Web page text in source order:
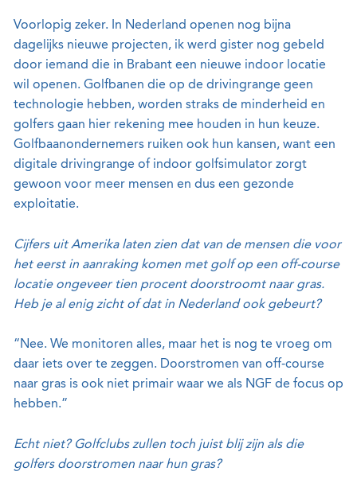
Voorlopig zeker. In Nederland openen nog bijna
dagelijks nieuwe projecten, ik werd gister nog gebeld
door iemand die in Brabant een nieuwe indoor locatie
wil openen. Golfbanen die op de drivingrange geen
technologie hebben, worden straks de minderheid en
golfers gaan hier rekening mee houden in hun keuze.
Golfbaanondernemers ruiken ook hun kansen, want een
digitale drivingrange of indoor golfsimulator zorgt
gewoon voor meer mensen en dus een gezonde
exploitatie.
Cijfers uit Amerika laten zien dat van de mensen die voor
het eerst in aanraking komen met golf op een off-course
locatie ongeveer tien procent doorstroomt naar gras.
Heb je al enig zicht of dat in Nederland ook gebeurt?
“Nee. We monitoren alles, maar het is nog te vroeg om
daar iets over te zeggen. Doorstromen van off-course
naar gras is ook niet primair waar we als NGF de focus op
hebben.”
Echt niet? Golfclubs zullen toch juist blij zijn als die
golfers doorstromen naar hun gras?